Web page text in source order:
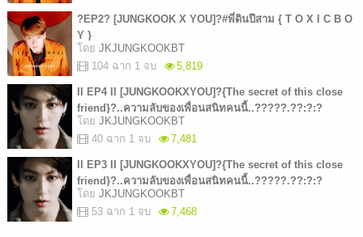
?EP2? [JUNGKOOK X YOU]?#พี่ดินปีสาม { T O X I C B O
Y }
โดย JKJUNGKOOKBT
104 ฉาก 1 จบ
5,819
II EP4 II [JUNGKOOKXYOU]?{The secret of this close
friend}?..ความลับของเพื่อนสนิทคนนี้..?????.??:?:?
โดย JKJUNGKOOKBT
40 ฉาก 1 จบ
7,481
II EP3 II [JUNGKOOKXYOU]?{The secret of this close
friend}?..ความลับของเพื่อนสนิทคนนี้..?????.??:?:?
โดย JKJUNGKOOKBT
53 ฉาก 1 จบ
7,468